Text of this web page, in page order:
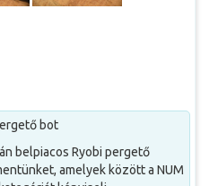
bot
belpiacos Ryobi pergető
amelyek között a NUM